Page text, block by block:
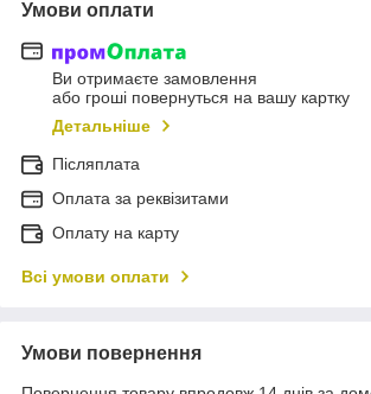
Умови оплати
Ви отримаєте замовлення
або гроші повернуться на вашу картку
Детальніше
Післяплата
Оплата за реквізитами
Оплату на карту
Всі умови оплати
Умови повернення